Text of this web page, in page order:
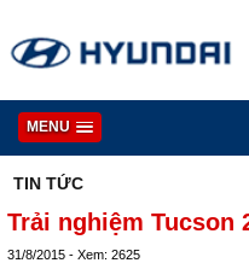
MENU
TIN TỨC
Trải nghiệm Tucson
31/8/2015 - Xem: 2625